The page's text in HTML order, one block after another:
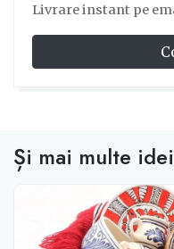
Livrare instant pe
Și mai multe